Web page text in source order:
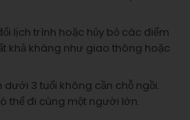
lịch trình hoặc hủy bỏ các điểm
khả kháng như giao thông hoặc
3 tuổi không cần chỗ ngồi.
thể đi cùng một người lớn.